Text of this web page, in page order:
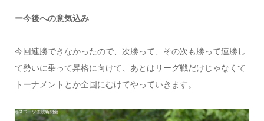
ー今後への意気込み
今回連勝できなかったので、次勝って、その次も勝って連勝し
て勢いに乗って昇格に向けて、あとはリーグ戦だけじゃなくて
トーナメントとか全国にむけてやっていきます。